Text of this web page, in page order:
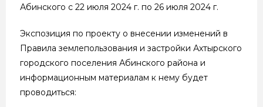
Абинского с 22 июля 2024 г. по 26 июля 2024 г.
Экспозиция по проекту о внесении изменений в
Правила землепользования и застройки Ахтырского
городского поселения Абинского района и
информационным материалам к нему будет
проводиться: